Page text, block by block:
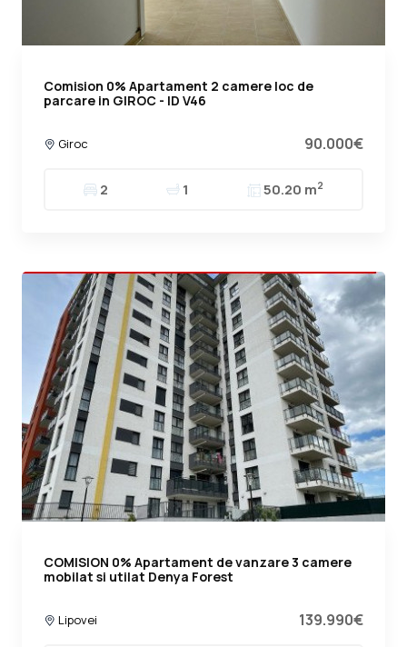
Comision 0% Apartament 2 camere loc de
parcare in GIROC - ID V46
Giroc 90.000€
2 1 50.20 m2
COMISION 0% Apartament de vanzare 3 camere
mobilat si utilat Denya Forest
Lipovei 139.990€